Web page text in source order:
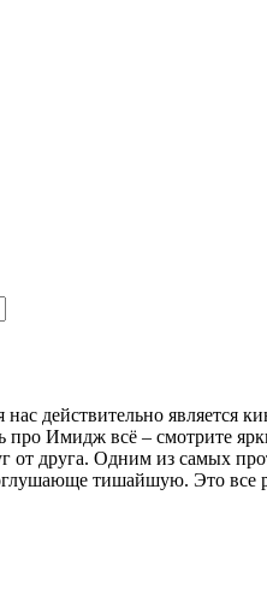
действительно является
про Имидж всё – смотрите
от друга. Одним из самых
тишайшую. Это все